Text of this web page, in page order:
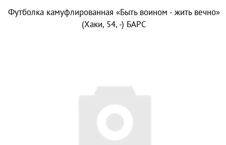
Футболка камуфлированная «Быть воином - жить вечно»
(Хаки, 54, -) БАРС